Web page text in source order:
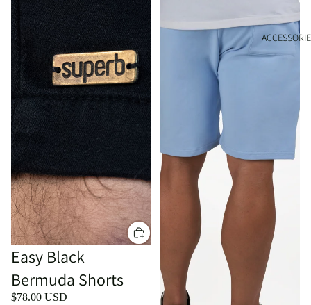
Easy Black
Bermuda Shorts
$78.00 USD